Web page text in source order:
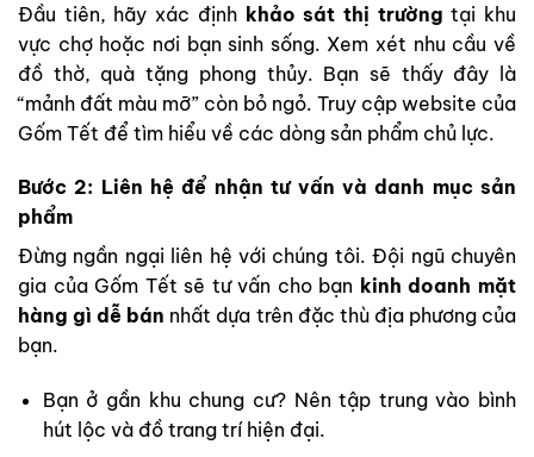
Đầu tiên, hãy xác định khảo sát thị trường tại khu
vực chợ hoặc nơi bạn sinh sống. Xem xét nhu cầu về
đồ thờ, quà tặng phong thủy. Bạn sẽ thấy đây là
“mảnh đất màu mỡ” còn bỏ ngỏ. Truy cập website của
Gốm Tết để tìm hiểu về các dòng sản phẩm chủ lực.
Bước 2: Liên hệ để nhận tư vấn và danh mục sản
phẩm
Đừng ngần ngại liên hệ với chúng tôi. Đội ngũ chuyên
gia của Gốm Tết sẽ tư vấn cho bạn kinh doanh mặt
hàng gì dễ bán nhất dựa trên đặc thù địa phương của
bạn.
Bạn ở gần khu chung cư? Nên tập trung vào bình
hút lộc và đồ trang trí hiện đại.